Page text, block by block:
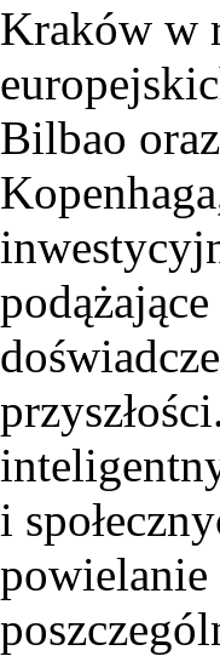
Kraków w
Bilbao
i